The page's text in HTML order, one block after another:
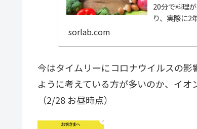
20分で料理
り、実際に2
sorlab.com
今はタイムリーにコロナウイルスの
ように考えている方が多いのか、イオ
（2/28 お昼時点）